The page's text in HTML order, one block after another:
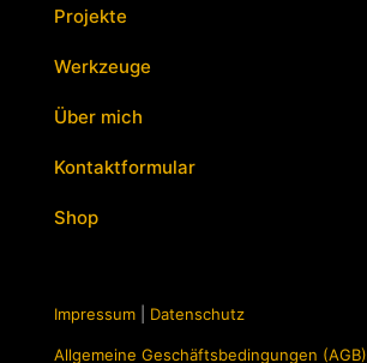
Projekte
Werkzeuge
Über mich
Kontaktformular
Shop
Impressum Datenschutz
Allgemeine Geschäftsbedingungen (AGB)